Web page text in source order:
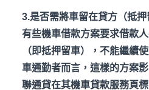
3.是否需將車留在貸方（抵押
有些機車借款方案要求借款
（即抵押留車），不能繼續
車通勤者而言，這樣的方案影
聯通貸在其機車貸款服務頁